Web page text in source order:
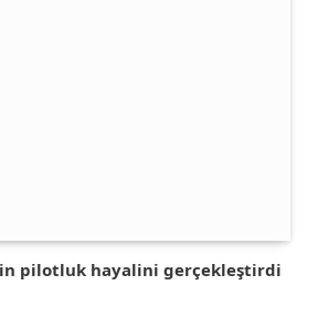
pilotluk hayalini gerçekleştirdi